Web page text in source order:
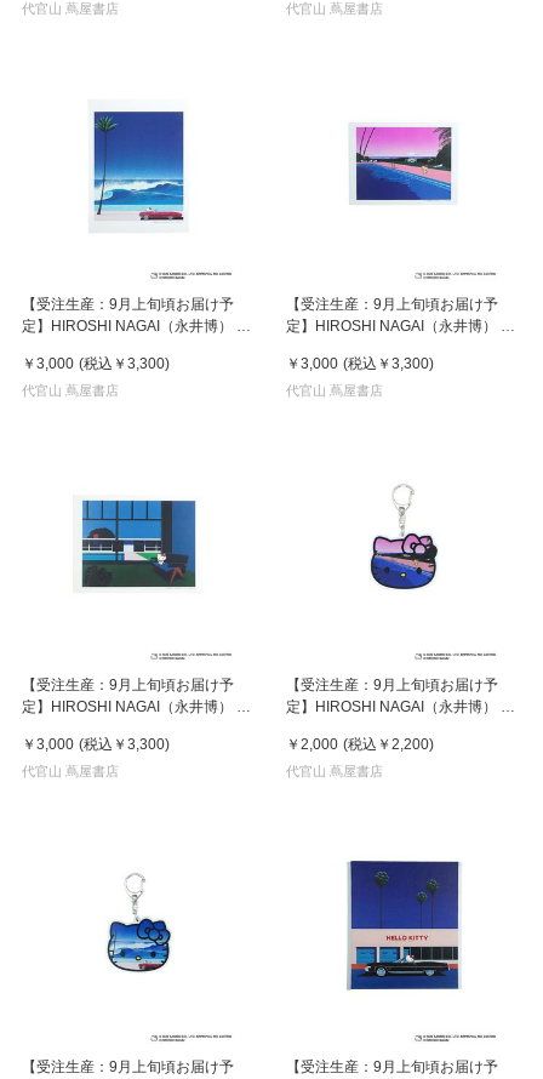
代官山 蔦屋書店 代官山 蔦屋書店
【受注生産：9月上旬頃お届け予
定】HIROSHI NAGAI（永井博） ×
スター / KTHN-PT Untitled 2
￥3,000 (税込 ￥3,300)
代官山 蔦屋書店
【受注生産：9月上旬頃お届け予
定】HIROSHI NAGAI（永井博） ×
スター / KTHN-PT Untitled 5
￥3,000 (税込 ￥3,300)
代官山 蔦屋書店
【受注生産：9月上旬頃お届け予
定】HIROSHI NAGAI（永井博） ×
スター / KTHN-PT Untitled 4
￥3,000 (税込 ￥3,300)
代官山 蔦屋書店
【受注生産：9月上旬頃お届け予
定】HIROSHI NAGAI（永井博） ×
KEY HOLDER / KTHN-AKF Untitled
5
￥2,000 (税込 ￥2,200)
代官山 蔦屋書店
【受注生産：9月上旬頃お届け予
【受注生産：9月上旬頃お届け予